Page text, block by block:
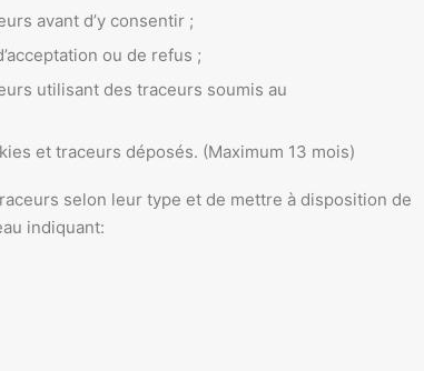
avant d’y consentir ;
ou de refus ;
utilisant des traceurs soumis au
et traceurs déposés. (Maximum 13 mois)
selon leur type et de mettre à disposition de
indiquant: